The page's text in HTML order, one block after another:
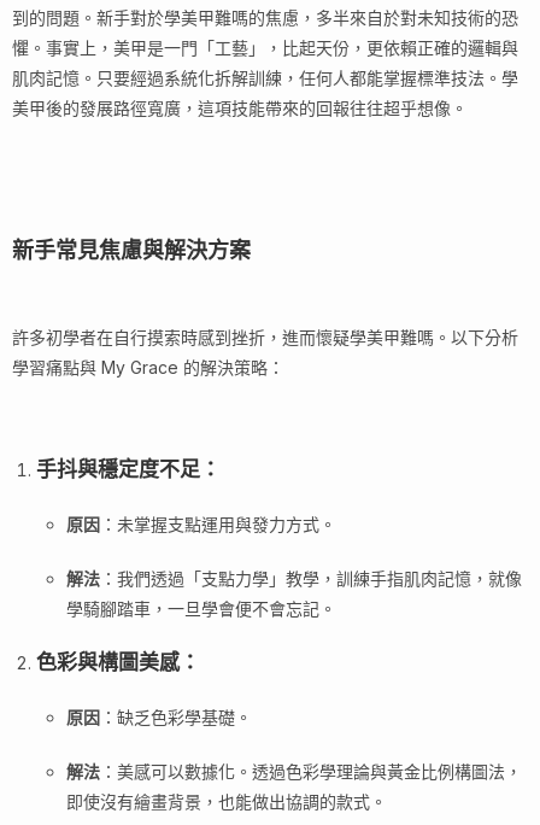
到的問題。新手對於學美甲難嗎的焦慮，多半來自於對未知技術的恐
懼。事實上，美甲是一門「工藝」，比起天份，更依賴正確的邏輯與
肌肉記憶。只要經過系統化拆解訓練，任何人都能掌握標準技法。學
美甲後的發展路徑寬廣，這項技能帶來的回報往往超乎想像。
新手常見焦慮與解決方案
許多初學者在自行摸索時感到挫折，進而懷疑學美甲難嗎。以下分析
學習痛點與 My Grace 的解決策略：
手抖與穩定度不足：
原因 ：未掌握支點運用與發力方式。
解法 ：我們透過「支點力學」教學，訓練手指肌肉記憶，就像
學騎腳踏車，一旦學會便不會忘記。
色彩與構圖美感：
原因 ：缺乏色彩學基礎。
解法 ：美感可以數據化。透過色彩學理論與黃金比例構圖法，
即使沒有繪畫背景，也能做出協調的款式。